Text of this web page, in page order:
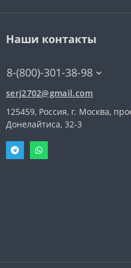
Наши контакты
8-(800)-301-38-98
serj2702@gmail.com
125459, Россия, г. Москва,
Донелайтиса, 32-3